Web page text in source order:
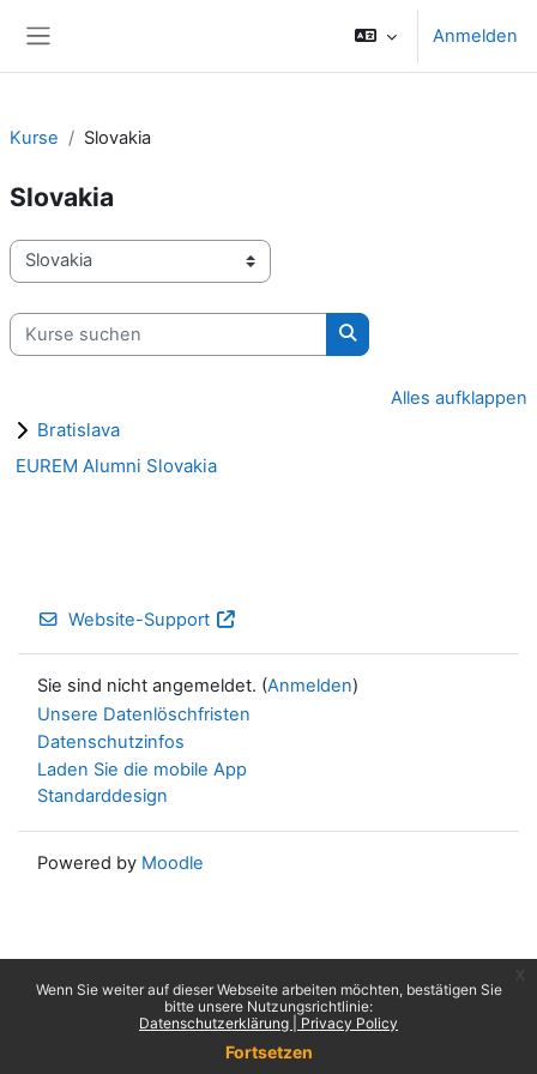
Wenn Sie weiter auf dieser Webseite arbeiten möchten, bestätigen Sie
bitte unsere Nutzungsrichtlinie:
Datenschutzerklärung | Privacy Policy
Fortsetzen
Anmelden
Kurse Slovakia
Slovakia
Kursbereiche
Kurse suchen
Kurse suchen
Alles aufklappen
Bratislava
EUREM Alumni Slovakia
Website-Support
Sie sind nicht angemeldet. (Anmelden)
Unsere Datenlöschfristen
Datenschutzinfos
Laden Sie die mobile App
Standarddesign
Powered by Moodle